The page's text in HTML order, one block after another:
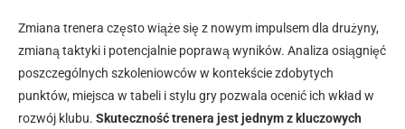
Zmiana trenera często wiąże się z nowym impulsem dla drużyny,
zmianą taktyki i potencjalnie poprawą wyników. Analiza osiągnięć
poszczególnych szkoleniowców w kontekście zdobytych
punktów, miejsca w tabeli i stylu gry pozwala ocenić ich wkład w
rozwój klubu. Skuteczność trenera jest jednym z kluczowych